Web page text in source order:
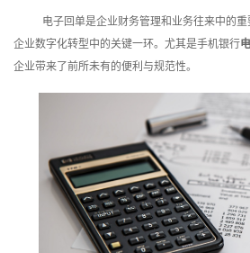
电子回单是企业财务管理和业务往来中的
企业数字化转型中的关键一环。尤其是手机银行
企业带来了前所未有的便利与规范性。